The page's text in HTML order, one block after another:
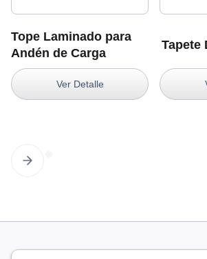
Tope Laminado para
Andén de Carga
Ver Detalle
Tapete